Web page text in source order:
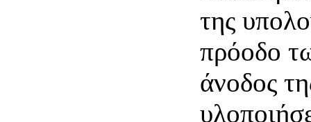
της
πρόοδο
άνοδος